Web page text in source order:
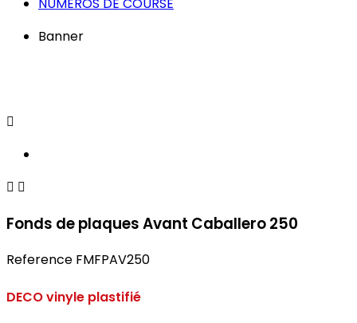
Banner

 
Fonds de plaques Avant Caballero 250
Reference FMFPAV250
DECO vinyle plastifié